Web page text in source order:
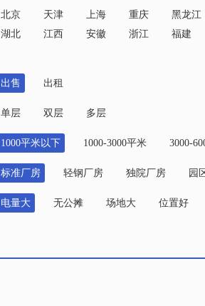
北京 天津 上海 重庆
黑龙江
湖北 江西 安徽 浙江
福建
出售 出租
单层 双层 多层
1000平米以下 1000-3000平米 3000-
标准厂房 轻钢厂房 独院厂房 园
电量大 无公摊 场地大 位置好